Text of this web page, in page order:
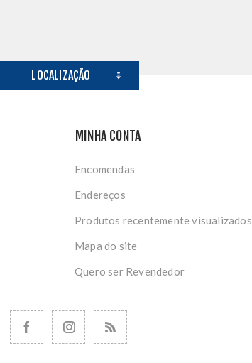
LOCALIZAÇÃO
MINHA CONTA
Encomendas
Endereços
Produtos recentemente visualizados
Mapa do site
Quero ser Revendedor